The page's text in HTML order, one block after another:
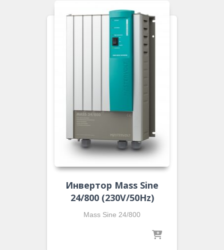
Инвертор Mass Sine
24/800 (230V/50Hz)
Mass Sine 24/800